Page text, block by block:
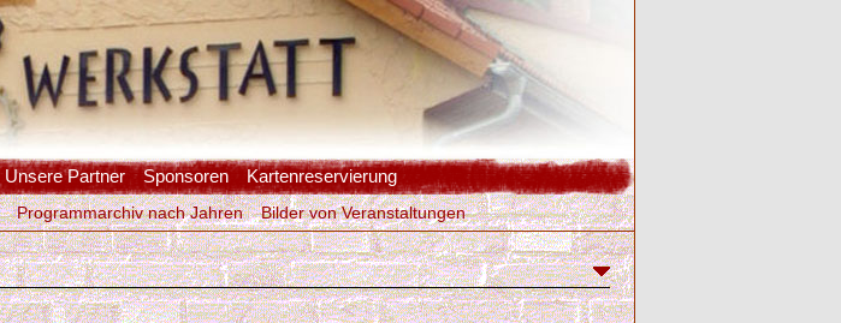
Unsere Partner Sponsoren Kartenreservierung
Programmarchiv nach Jahren Bilder von Veranstaltungen